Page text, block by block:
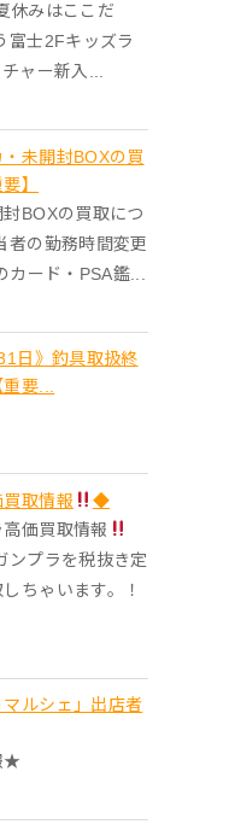
休みはここだ
富士2Fキッズラ
ャー新入...
・未開封BOXの買
】
封BOXの買取につ
者の勤務時間変更
ード・PSA鑑...
日》釣具取扱終
要...
取情報
◆
価買取情報
プラを税抜き定
ちゃいます。！
ルシェ」出店者
★